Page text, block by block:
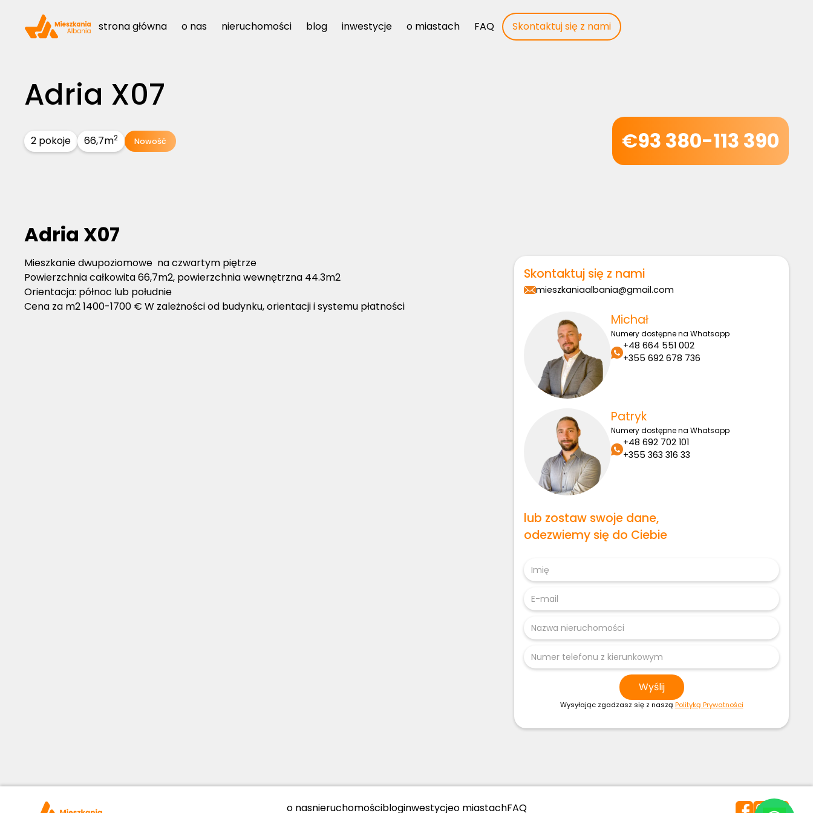
strona główna o nas nieruchomości blog inwestycje o miastach FAQ Skontaktuj się z nami
Adria X07
2 pokoje 66,7m2 Nowość €93 380-113 390
Adria X07
Mieszkanie dwupoziomowe na czwartym piętrze
Powierzchnia całkowita 66,7m2, powierzchnia wewnętrzna 44.3m2
Orientacja: północ lub południe
Cena za m2 1400-1700 € W zależności od budynku, orientacji i systemu płatności
Skontaktuj się z nami
mieszkaniaalbania@gmail.com
Michał
Numery dostępne na Whatsapp
+48 664 551 002
+355 692 678 736
Patryk
Numery dostępne na Whatsapp
+48 692 702 101
+355 363 316 33
lub zostaw swoje dane,
odezwiemy się do Ciebie
Wysyłając zgadzasz się z naszą Polityką Prywatności
o nasnieruchomościbloginwestycjeo miastachFAQ